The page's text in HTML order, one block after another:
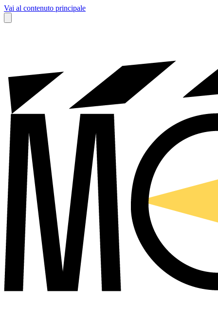
Vai al contenuto principale